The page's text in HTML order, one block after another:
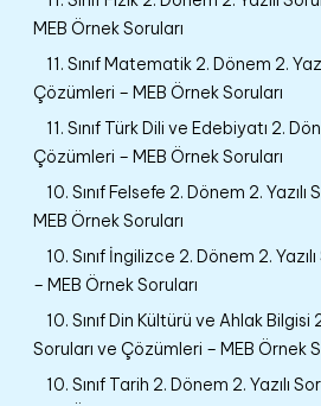
MEB Örnek Soruları
11. Sınıf Matematik 2. Dönem 2.
Çözümleri – MEB Örnek Soruları
11. Sınıf Türk Dili ve Edebiyatı 2.
Çözümleri – MEB Örnek Soruları
10. Sınıf Felsefe 2. Dönem 2.
MEB Örnek Soruları
10. Sınıf İngilizce 2. Dönem 2.
– MEB Örnek Soruları
10. Sınıf Din Kültürü ve Ahlak Bilgisi
Soruları ve Çözümleri – MEB Örnek
10. Sınıf Tarih 2. Dönem 2. Yazılı